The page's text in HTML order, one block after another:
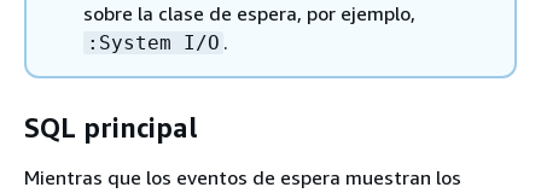
sobre la clase de espera, por ejemplo,
:System I/O .
SQL principal
Mientras que los eventos de espera muestran los